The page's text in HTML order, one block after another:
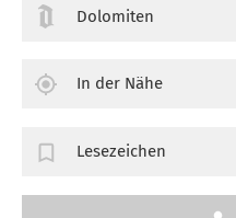
Dolomiten
In der Nähe
Lesezeichen